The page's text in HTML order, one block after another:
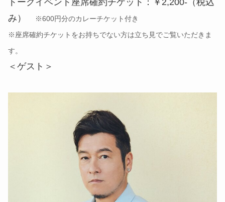
トークイベント座席確約チケット：￥2,200-（税込
み）
※600円分のカレーチケット付き
※座席確約チケットをお持ちでない方は立ち見でご覧いただきま
す。
＜ゲスト＞